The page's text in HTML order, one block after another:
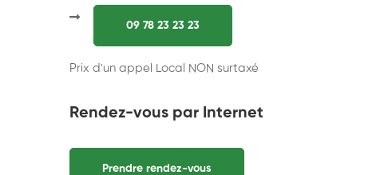
09 78 23 23 23
Prix d'un appel Local NON surtaxé
Rendez-vous par Internet
Prendre rendez-vous